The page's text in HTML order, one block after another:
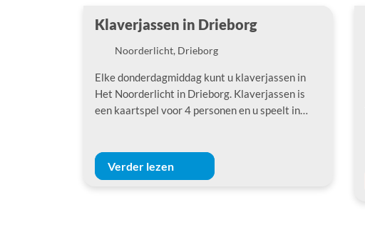
Klaverjassen in Drieborg
Locatie
Noorderlicht, Drieborg
Elke donderdagmiddag kunt u klaverjassen in
Het Noorderlicht in Drieborg. Klaverjassen is
een kaartspel voor 4 personen en u speelt in…
Verder lezen